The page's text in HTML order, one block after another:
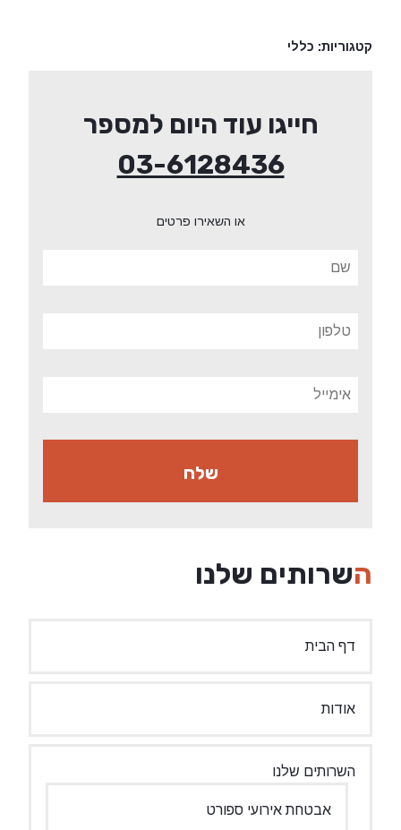
קטגוריות: כללי
חייגו עוד היום למספר
03-6128436
או השאירו פרטים
השרותים שלנו
דף הבית
אודות
השרותים שלנו
אבטחת אירועי ספורט